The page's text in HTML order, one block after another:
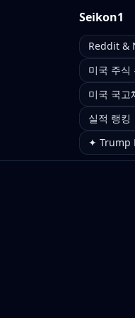
Seikon1
Reddit &
미국 주식
미국 국고
실적 랭킹
✦ Trump